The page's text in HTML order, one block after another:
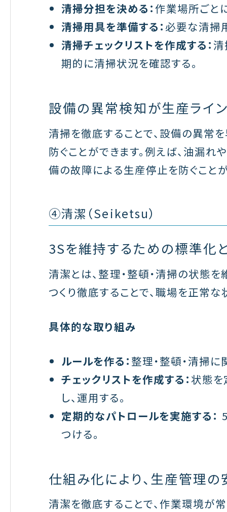
清掃分担を決める：作業場所ごと
清掃用具を準備する： 必要な清掃
清掃チェックリストを作成する： 清
期的に清掃状況を確認する。
設備の異常検知が生産ライ
清掃を徹底することで、設備の異常
防ぐことができます。例えば、油漏
備の故障による生産停止を防ぐことが
④清潔（Seiketsu）
3Sを維持するための標準化
清潔とは、整理・整頓・清掃の状態
つくり徹底することで、職場を正常
具体的な取り組み
ルールを作る： 整理・整頓・清掃
チェックリストを作成する：状態を
し、運用する。
定期的なパトロールを実施する：
つける。
仕組み化により、生産管理
清潔を徹底することで、作業環境が